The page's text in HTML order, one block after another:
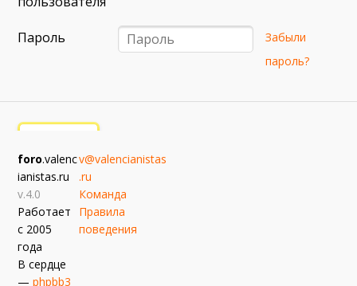
примерно 20 сентября
Валенсия — Реал Сосьедад
Валенсия — Атлетик
примерно 25 октября
Валенсия — Вильярреал
Пароль
Забыли
пароль?
foro.valenc
ianistas.ru
v.4.0
Работает
с 2005
года
В сердце
—phpbb3
v@valencianistas
.ru
Команда
Правила
поведения